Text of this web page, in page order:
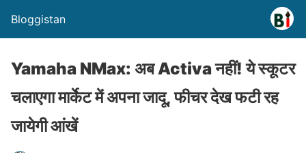
Bloggistan
Yamaha NMax: अब Activa नहीं! ये स्कूटर
चलाएगा मार्केट में अपना जादू, फीचर देख फटी रह
जायेगी आंखें